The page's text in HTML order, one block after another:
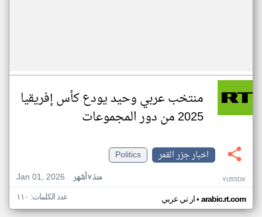
منتخب عربي وحيد يودع كأس إفريقيا
2025 من دور المجموعات
اخبار جزر القمر
Politics
Jan 01, 2026
منذ ٧ أشهر YU55DX
ار تي عربي• arabic.rt.com عدد الكلمات: ١١٠